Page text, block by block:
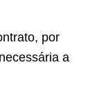
por
a